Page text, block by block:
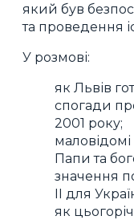
який був
та проведення
У розмові:
як Львів
спогади
2001 року;
маловідомі
Папи та
значення
ІІ для
як